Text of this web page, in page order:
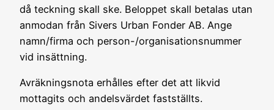
då teckning skall ske. Beloppet skall betalas utan
anmodan från Sivers Urban Fonder AB. Ange
namn/firma och person-/organisationsnummer
vid insättning.
Avräkningsnota erhålles efter det att likvid
mottagits och andelsvärdet fastställts.